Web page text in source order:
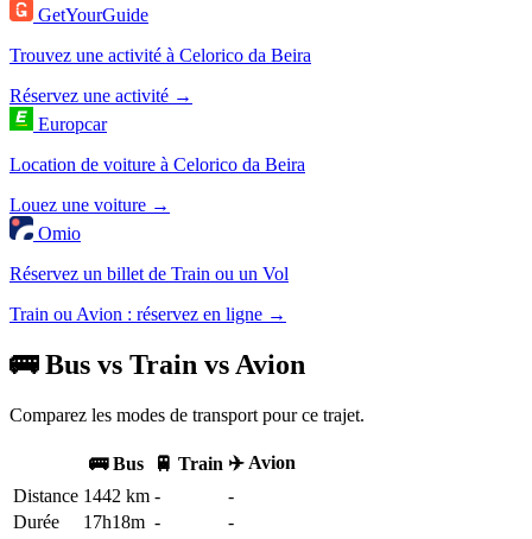
GetYourGuide
Trouvez une activité à Celorico da Beira
Réservez une activité →
Europcar
Location de voiture à Celorico da Beira
Louez une voiture →
Omio
Réservez un billet de Train ou un Vol
Train ou Avion : réservez en ligne →
🚌 Bus vs Train vs Avion
Comparez les modes de transport pour ce trajet.
🚌 Bus 🚆 Train ✈️ Avion
Distance 1442 km -
-
Durée
17h18m -
-